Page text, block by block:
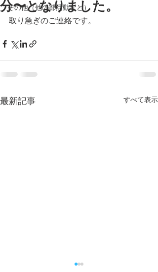
その他（他の部活動など）
分〜となりました。
取り急ぎのご連絡です。
最新記事 すべて表示